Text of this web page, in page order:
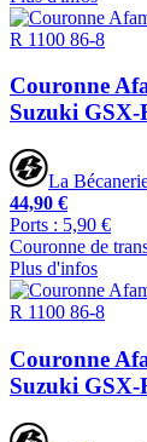
Couronne
Suzuki GSX-
La
44,90 €
Ports : 5,90 €
Couronne de
Plus d'infos
Couronne
Suzuki GSX-